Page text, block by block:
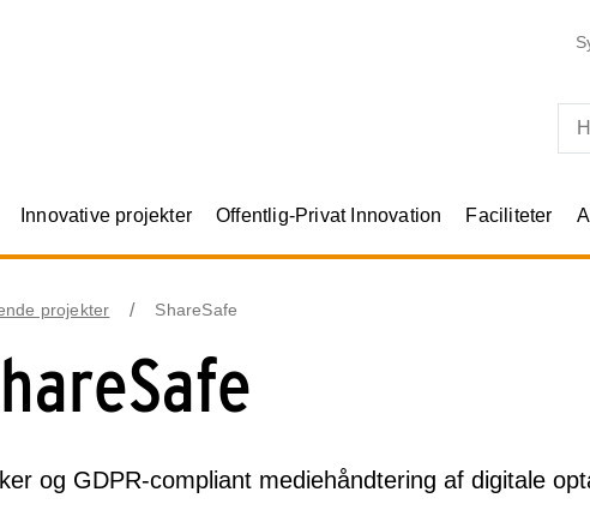
Innovative projekter Offentlig-Privat Innovation Faciliteter
projekter ShareSafe
og GDPR-compliant mediehåndtering af digitale